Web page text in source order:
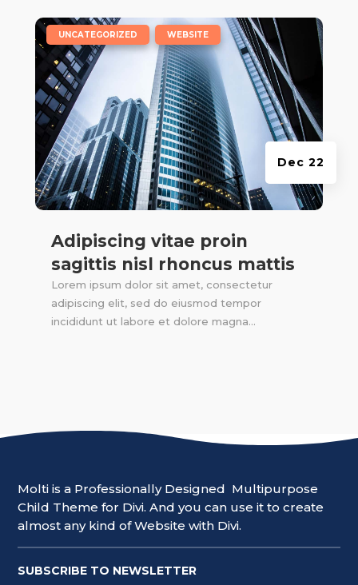
Adipiscing vitae proin
sagittis nisl rhoncus mattis
Dec 22
UNCATEGORIZED WEBSITE
Lorem ipsum dolor sit amet, consectetur
adipiscing elit, sed do eiusmod tempor
incididunt ut labore et dolore magna...
Molti is a Professionally Designed Multipurpose
Child Theme for Divi. And you can use it to create
almost any kind of Website with Divi.
SUBSCRIBE TO NEWSLETTER